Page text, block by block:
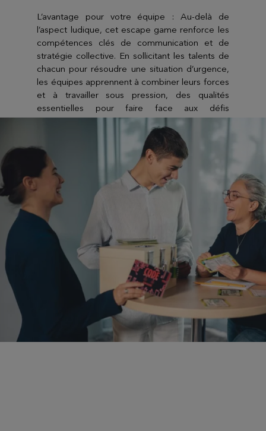
L’avantage pour votre équipe : Au-delà de
l’aspect ludique, cet escape game renforce les
compétences clés de communication et de
stratégie collective. En sollicitant les talents de
chacun pour résoudre une situation d’urgence,
les équipes apprennent à combiner leurs forces
et à travailler sous pression, des qualités
essentielles pour faire face aux défis
professionnels quotidiens.